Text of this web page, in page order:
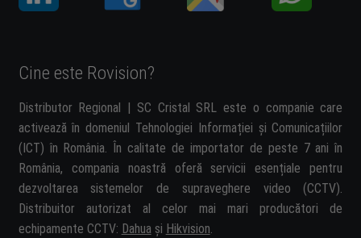
Cine este Rovision?
Distributor Regional | SC Cristal SRL este o companie care
activează în domeniul Tehnologiei Informației și Comunicațiilor
(ICT) în România. În calitate de importator de peste 7 ani în
România, compania noastră oferă servicii esențiale pentru
dezvoltarea sistemelor de supraveghere video (CCTV).
Distribuitor autorizat al celor mai mari producători de
echipamente CCTV: Dahua și Hikvision.